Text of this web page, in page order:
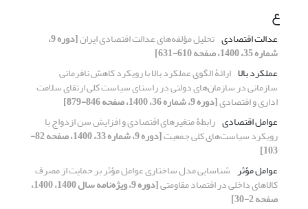
ع
عدالت اقتصادی تحلیل مؤلفه‌های عدالت اقتصادی ایران [دوره 9،
شماره 35، 1400، صفحه 610-631]
عملکرد بالا ارائۀ الگوی عملکرد بالا با رویکرد کاهش نافرمانی
سازمانی در سازمان‌های دولتی در راستای سیاست کلی ارتقای سلامت
اداری و اقتصادی[دوره 9، شماره 36، 1400، صفحه 846-879]
عوامل اقتصادی رابطۀ متغیرهای اقتصادی و افزایش سن ازدواج با
رویکرد سیاست‌های کلی جمعیت [دوره 9، شماره 33، 1400، صفحه 82-
103]
عوامل مؤثر شناسایی مدل ساختاری عوامل مؤثر بر حمایت از مصرف
کالاهای داخلی در اقتصاد مقاومتی [دوره 9، ویژه‌نامه سال 1400، 1400،
صفحه 2-30]